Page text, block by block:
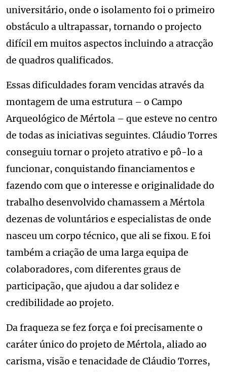
universitário, onde o isolamento foi o primeiro
obstáculo a ultrapassar, tornando o projecto
difícil em muitos aspectos incluindo a atracção
de quadros qualificados.
Essas dificuldades foram vencidas através da
montagem de uma estrutura – o Campo
Arqueológico de Mértola – que esteve no centro
de todas as iniciativas seguintes. Cláudio Torres
conseguiu tornar o projeto atrativo e pô-lo a
funcionar, conquistando financiamentos e
fazendo com que o interesse e originalidade do
trabalho desenvolvido chamassem a Mértola
dezenas de voluntários e especialistas de onde
nasceu um corpo técnico, que ali se fixou. E foi
também a criação de uma larga equipa de
colaboradores, com diferentes graus de
participação, que ajudou a dar solidez e
credibilidade ao projeto.
Da fraqueza se fez força e foi precisamente o
caráter único do projeto de Mértola, aliado ao
carisma, visão e tenacidade de Cláudio Torres,